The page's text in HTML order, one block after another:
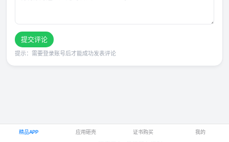
提交评论
提示：需要登录账号后才能成功发表评论
精品APP 应用砸壳 证书购买 我的